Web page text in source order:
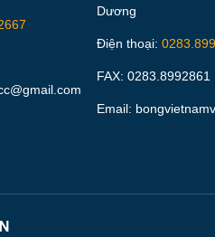
Dương
Điện thoại:
FAX: 0283.8992861
Email: